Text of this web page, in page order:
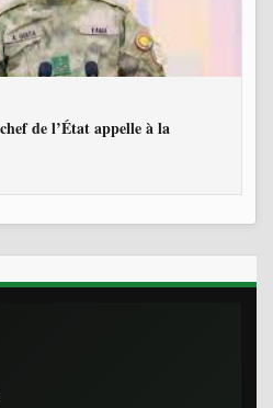
de l’État appelle à la